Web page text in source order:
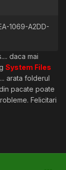
1069-A2DD-
daca mai
System Files
arata folderul
pacate poate
Felicitari